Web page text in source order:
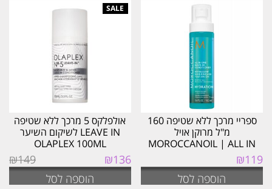
ספריי מרכך ללא שטיפה 160
מ"ל מרוקן אויל
MOROCCANOIL | ALL IN
₪119
הוספה לסל
אולפלקס 5 מרכך ללא שטיפה
LEAVE IN לשיקום השיער
OLAPLEX 100ML
₪149
המחיר
המקורי
₪136
הנוכחי
הוא:הוספה לסל